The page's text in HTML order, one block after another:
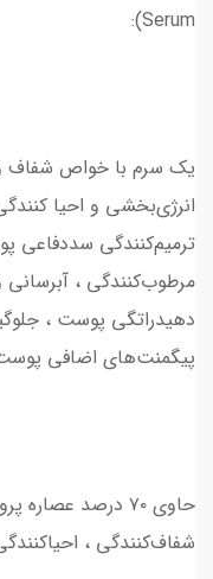
Serum):
یک سرم با خواص شفاف
انرژی‌بخشی و احیا
ترمیم‌کنندگی سددفاعی
مرطوب‌کنندگی ،
دهیدراتگی پوست ،
پیگمنت‌های اضافی
حاوی ۷۰ درصد
شفاف‌کنندگی ،